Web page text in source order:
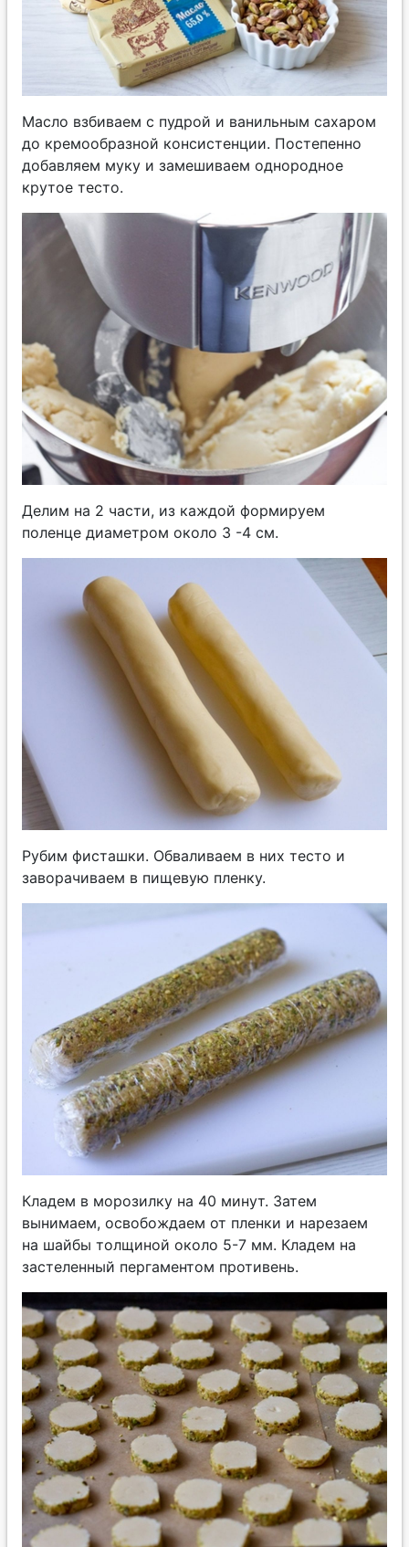
Масло взбиваем с пудрой и ванильным сахаром
до кремообразной консистенции. Постепенно
добавляем муку и замешиваем однородное
крутое тесто.
Делим на 2 части, из каждой формируем
поленце диаметром около 3 -4 см.
Рубим фисташки. Обваливаем в них тесто и
заворачиваем в пищевую пленку.
Кладем в морозилку на 40 минут. Затем
вынимаем, освобождаем от пленки и нарезаем
на шайбы толщиной около 5-7 мм. Кладем на
застеленный пергаментом противень.